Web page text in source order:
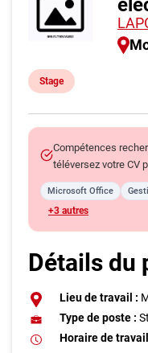
Stage
Compétences
téléversez votre CV
Microsoft Office
+3 autres
Détails du
Lieu de travail :
Type de poste :
Horaire de